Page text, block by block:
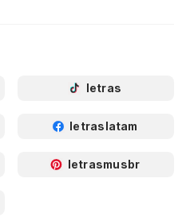
letras
letraslatam
letrasmusbr